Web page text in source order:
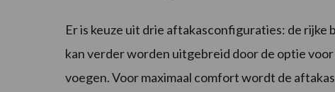
Er is keuze uit drie aftakasconfiguraties: de
kan verder worden uitgebreid door de optie
voegen. Voor maximaal comfort wordt de